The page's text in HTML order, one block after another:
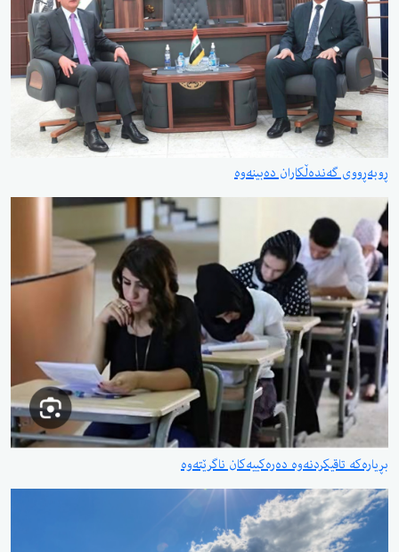
ڕوبەڕووی گەندەڵکاران دەبینەوە
بڕیارەکە تاقیکردنەوە دەرەکییەکان ناگرێتەوە